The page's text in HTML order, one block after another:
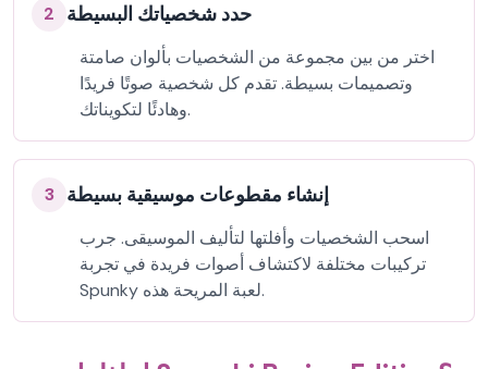
2 حدد شخصياتك البسيطة
اختر من بين مجموعة من الشخصيات بألوان صامتة
وتصميمات بسيطة. تقدم كل شخصية صوتًا فريدًا
وهادئًا لتكويناتك.
3 إنشاء مقطوعات موسيقية بسيطة
اسحب الشخصيات وأفلتها لتأليف الموسيقى. جرب
تركيبات مختلفة لاكتشاف أصوات فريدة في تجربة
Spunky لعبة المريحة هذه.